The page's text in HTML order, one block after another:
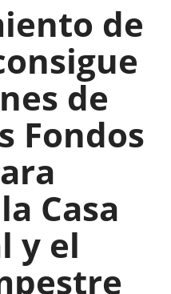
de
de
Fondos
Casa
y el